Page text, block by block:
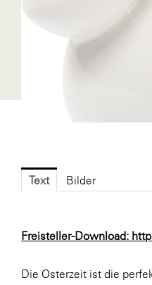
FG UBIT Salzburg
foodaffairs
GBV - Verband
ikp
Text Bilder
Freisteller-Download:
Die Osterzeit ist die